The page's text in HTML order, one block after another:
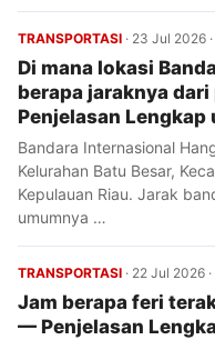
TRANSPORTASI · 23 Jul 2026 ·
Di mana lokasi
berapa jaraknya
Penjelasan Lengkap
Bandara Internasional
Kelurahan Batu Besar,
Kepulauan Riau. Jarak
umumnya …
TRANSPORTASI · 22 Jul 2026 ·
Jam berapa feri
— Penjelasan